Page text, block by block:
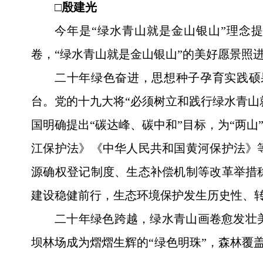
□殷建光
今年是“绿水青山就是金山银山”理念
卷，“绿水青山就是金山银山”的美好愿景照
二十年绿色奋进，思想种子孕育实践
台。党的十九大将“必须树立和践行绿水青
国明确提出“碳达峰、碳中和”目标，为“两
江保护法》《中华人民共和国黄河保护法
源确权登记制度、生态补偿机制等改革举
建设稳健前行，生态环境保护发生历史性、
二十年绿色跨越，绿水青山画卷愈发
坝林场成为熠熠生辉的“绿色明珠”，森林覆